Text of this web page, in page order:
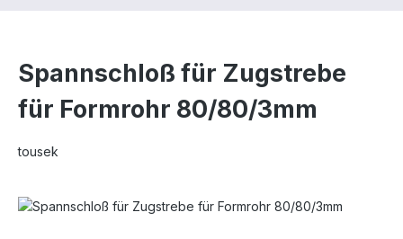
Spannschloß für Zugstrebe
für Formrohr 80/80/3mm
tousek
Bildergalerie überspringen